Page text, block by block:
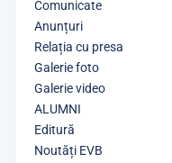
Comunicate
Anunțuri
Relația cu presa
Galerie foto
Galerie video
ALUMNI
Editură
Noutăți EVB